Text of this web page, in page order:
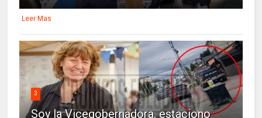
Leer Mas
3
Soy la Vicegobernadora, estaciono